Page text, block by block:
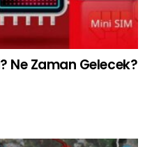
Ne Zaman Gelecek?